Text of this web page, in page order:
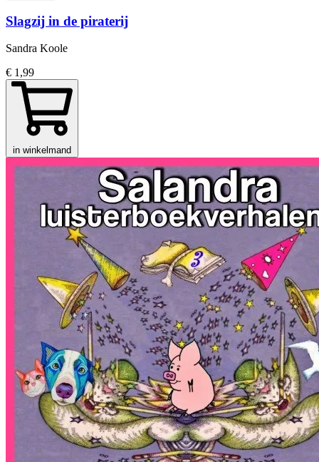
Slagzij in de piraterij
Sandra Koole
€ 1,99
in winkelmand